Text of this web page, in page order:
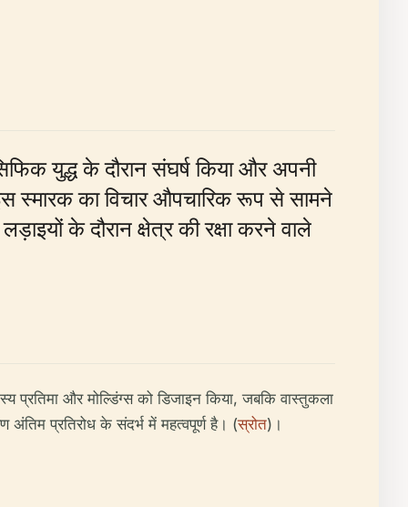
युद्ध के दौरान संघर्ष किया और अपनी
स्मारक का विचार औपचारिक रूप से सामने
के दौरान क्षेत्र की रक्षा करने वाले
और मोल्डिंग्स को डिजाइन किया, जबकि वास्तुकला
अंतिम प्रतिरोध के संदर्भ में महत्वपूर्ण है। (स्रोत)।